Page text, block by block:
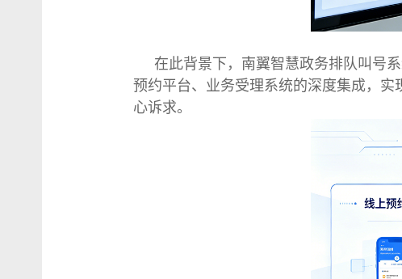
在此背景下，南翼智慧政务排队叫号
预约平台、业务受理系统的深度集成，
心诉求。